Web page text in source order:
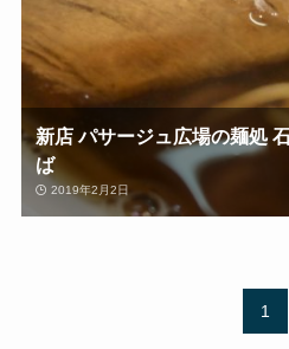
新店 パサージュ広場の麺処
ば
2019年2月2日
1